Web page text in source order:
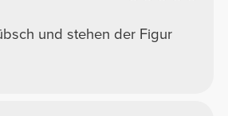
und stehen der Figur